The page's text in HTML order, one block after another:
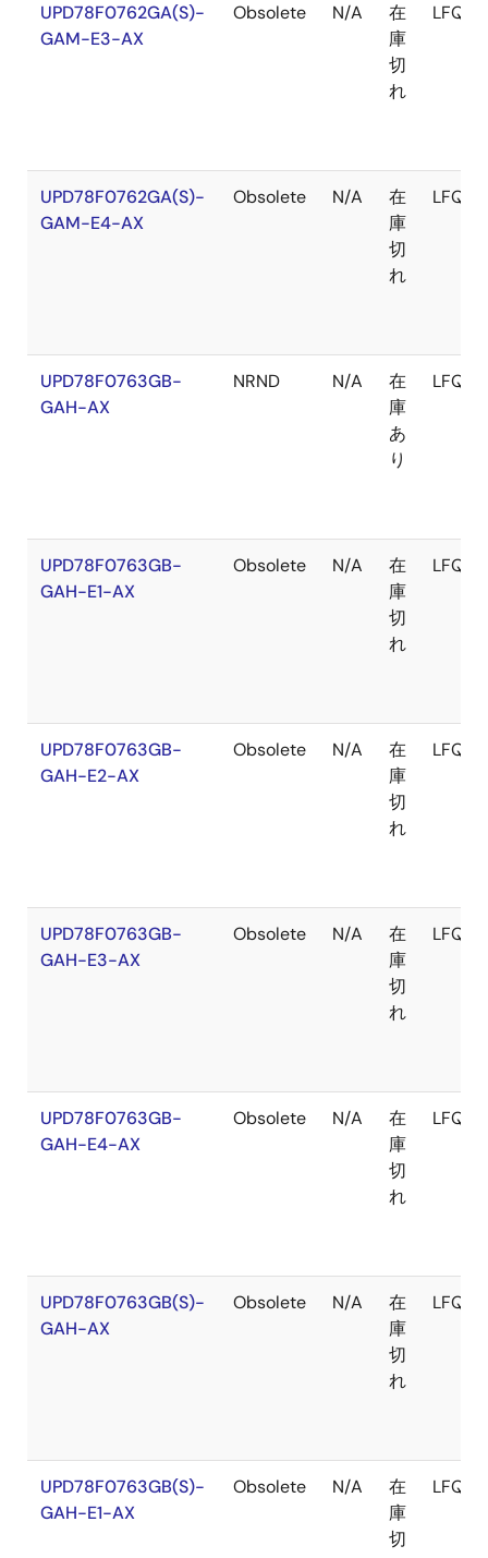
UPD78F0762GA(S)-
GAM-E3-AX
Obsolete N/A
在
庫
切
れ
LFQFP
UPD78F0762GA(S)-
GAM-E4-AX
Obsolete N/A
在
庫
切
れ
LFQFP
UPD78F0763GB-
GAH-AX
NRND N/A
在
庫
あ
り
LFQFP
UPD78F0763GB-
GAH-E1-AX
Obsolete N/A
在
庫
切
れ
LFQFP
UPD78F0763GB-
GAH-E2-AX
Obsolete N/A
在
庫
切
れ
LFQFP
UPD78F0763GB-
GAH-E3-AX
Obsolete N/A
在
庫
切
れ
LFQFP
UPD78F0763GB-
GAH-E4-AX
Obsolete N/A
在
庫
切
れ
LFQFP
UPD78F0763GB(S)-
GAH-AX
Obsolete N/A
在
庫
切
れ
LFQFP
UPD78F0763GB(S)-
GAH-E1-AX
Obsolete N/A
在
庫
切
LFQFP